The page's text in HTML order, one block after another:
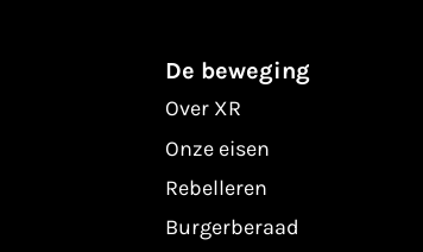
De beweging
Over XR
Onze eisen
Rebelleren
Burgerberaad